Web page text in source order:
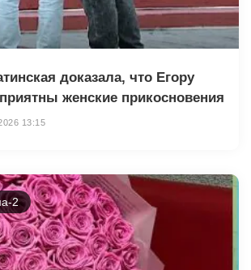
доказала, что Егору
женские прикосновения
13:15
2